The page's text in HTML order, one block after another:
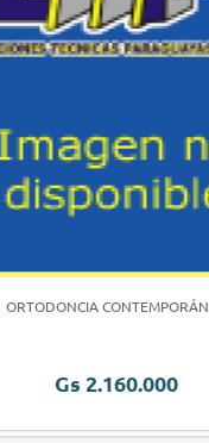
ORTODONCIA
Gs 2.160.000